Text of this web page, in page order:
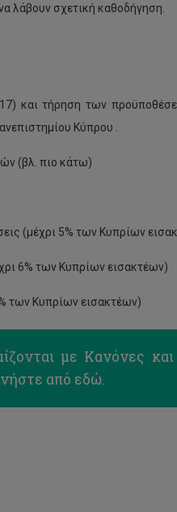
λάβουν σχετική καθοδήγηση.
και τήρηση των
Κύπρου .
(βλ. πιο κάτω)
(μέχρι 5% των Κυπρίων
6% των Κυπρίων εισακτέων)
των Κυπρίων εισακτέων)
με Κανόνες
από εδώ.